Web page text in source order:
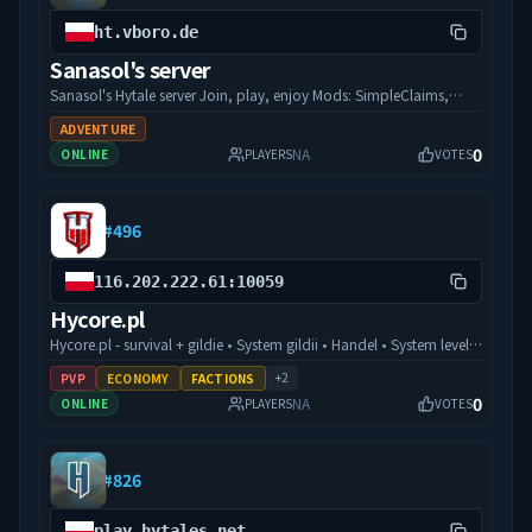
ht.vboro.de
Sanasol's server
Sanasol's Hytale server Join, play, enjoy Mods: SimpleClaims,
ADVENTURE
ONLINE
PLAYERSNA VOTES0
#496
116.202.222.61:10059
Hycore.pl
Hycore.pl - survival + gildie • System gildii • Handel • System leveli i
ulepszania postaci (stamina/hp/dmg i więcej) Serwer w trakcie
rozwoju
PVP ECONOMY FACTIONS +2
ONLINE
PLAYERSNA VOTES0
#826